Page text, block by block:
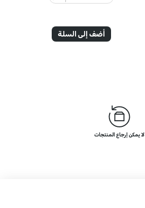
أضف إلى السلة
لا يمكن إرجاع المنتجات